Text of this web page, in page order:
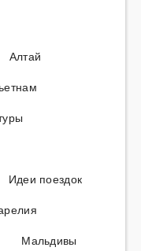
Алтай
Идеи поездок
Мальдивы